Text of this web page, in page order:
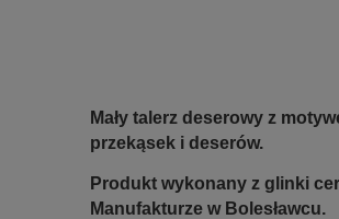
Mały talerz deserowy z
przekąsek i deserów.
Produkt wykonany z glinki
Manufakturze w Bolesławcu.